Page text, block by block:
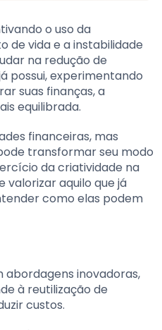
o uso da
de vida e a instabilidade
na redução de
possui, experimentando
suas finanças, a
equilibrada.
financeiras, mas
transformar seu modo
da criatividade na
aquilo que já
como elas podem
inovadoras,
à reutilização de
custos.